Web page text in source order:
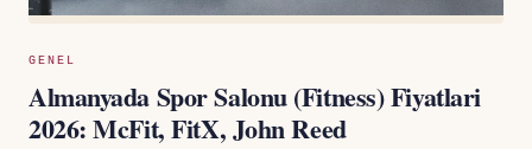
GENEL
Almanyada Spor Salonu (Fitness) Fiyatlari
2026: McFit, FitX, John Reed